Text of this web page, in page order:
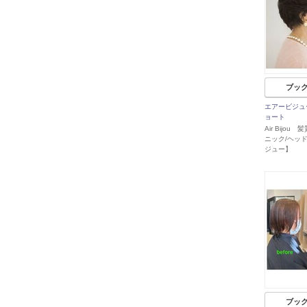
ブッ
エアービジ
ョート
Air Bijou 髪
ニック/ヘッ
ジュー】
ブッ